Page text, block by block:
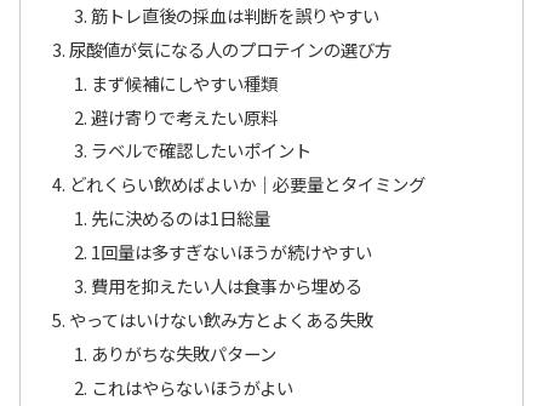
筋トレ直後の採血は判断を誤りやすい
尿酸値が気になる人のプロテインの選び方
まず候補にしやすい種類
避け寄りで考えたい原料
ラベルで確認したいポイント
どれくらい飲めばよいか｜必要量とタイミング
先に決めるのは1日総量
1回量は多すぎないほうが続けやすい
費用を抑えたい人は食事から埋める
やってはいけない飲み方とよくある失敗
ありがちな失敗パターン
これはやらないほうがよい